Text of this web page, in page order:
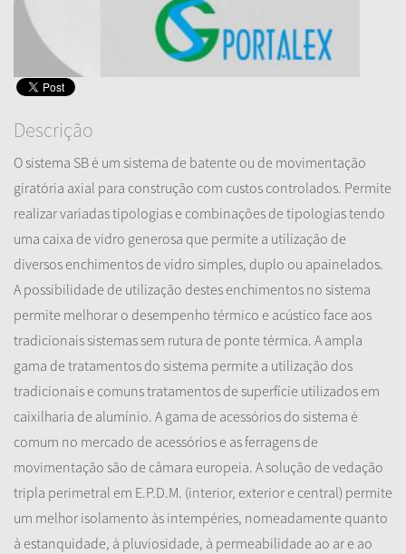
Descrição
O sistema SB é um sistema de batente ou de movimentação
giratória axial para construção com custos controlados. Permite
realizar variadas tipologias e combinações de tipologias tendo
uma caixa de vidro generosa que permite a utilização de
diversos enchimentos de vidro simples, duplo ou apainelados.
A possibilidade de utilização destes enchimentos no sistema
permite melhorar o desempenho térmico e acústico face aos
tradicionais sistemas sem rutura de ponte térmica. A ampla
gama de tratamentos do sistema permite a utilização dos
tradicionais e comuns tratamentos de superfície utilizados em
caixilharia de alumínio. A gama de acessórios do sistema é
comum no mercado de acessórios e as ferragens de
movimentação são de câmara europeia. A solução de vedação
tripla perimetral em E.P.D.M. (interior, exterior e central) permite
um melhor isolamento às intempéries, nomeadamente quanto
à estanquidade, à pluviosidade, à permeabilidade ao ar e ao